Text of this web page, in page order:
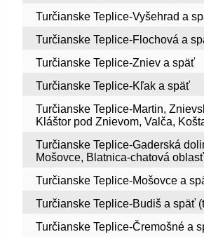
Turčianske Teplice-Vyšehrad a
Turčianske Teplice-Flochová a
Turčianske Teplice-Zniev a späť
Turčianske Teplice-Kľak a späť
Turčianske Teplice-Martin,
Kláštor pod Znievom, Valča,
Turčianske Teplice-Gaderská
Mošovce, Blatnica-chatová
Turčianske Teplice-Mošovce a
Turčianske Teplice-Budiš a späť
Turčianske Teplice-Čremošné a